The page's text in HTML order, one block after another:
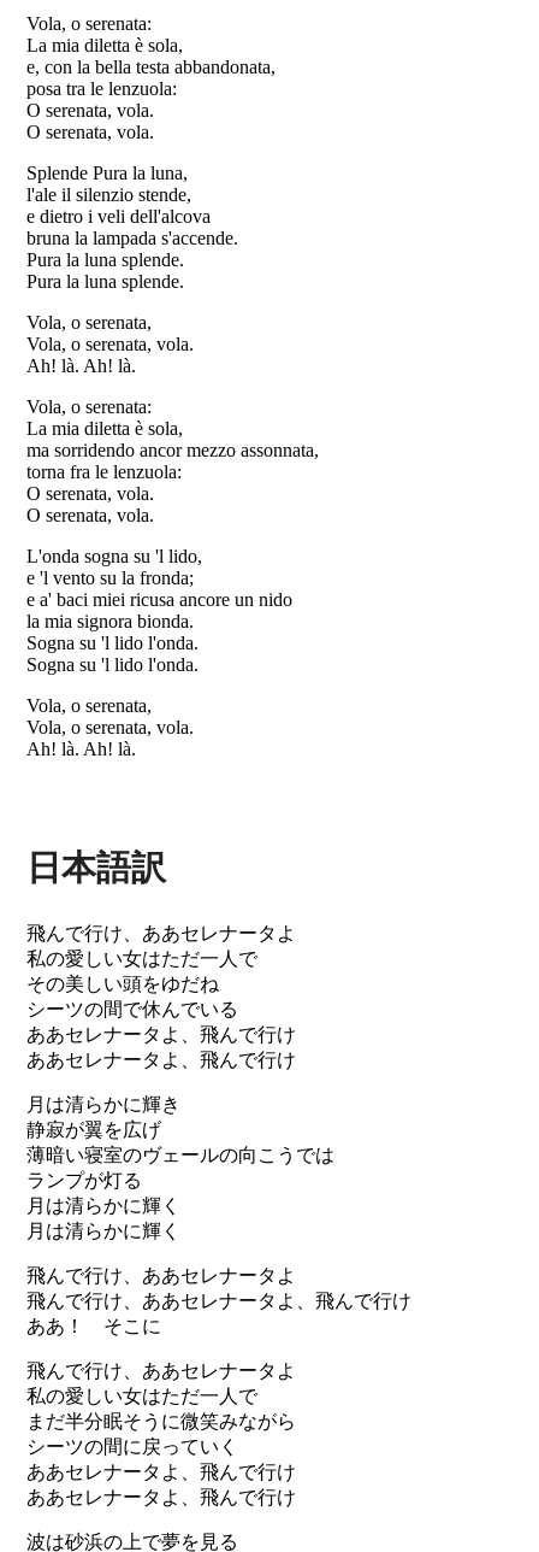
Vola, o serenata:
La mia diletta è sola,
e, con la bella testa abbandonata,
posa tra le lenzuola:
O serenata, vola.
O serenata, vola.
Splende Pura la luna,
l'ale il silenzio stende,
e dietro i veli dell'alcova
bruna la lampada s'accende.
Pura la luna splende.
Pura la luna splende.
Vola, o serenata,
Vola, o serenata, vola.
Ah! là. Ah! là.
Vola, o serenata:
La mia diletta è sola,
ma sorridendo ancor mezzo assonnata,
torna fra le lenzuola:
O serenata, vola.
O serenata, vola.
L'onda sogna su 'l lido,
e 'l vento su la fronda;
e a' baci miei ricusa ancore un nido
la mia signora bionda.
Sogna su 'l lido l'onda.
Sogna su 'l lido l'onda.
Vola, o serenata,
Vola, o serenata, vola.
Ah! là. Ah! là.
日本語訳
飛んで行け、ああセレナータよ
私の愛しい女はただ一人で
その美しい頭をゆだね
シーツの間で休んでいる
ああセレナータよ、飛んで行け
ああセレナータよ、飛んで行け
月は清らかに輝き
静寂が翼を広げ
薄暗い寝室のヴェールの向こうでは
ランプが灯る
月は清らかに輝く
月は清らかに輝く
飛んで行け、ああセレナータよ
飛んで行け、ああセレナータよ、飛んで行け
ああ！ そこに
飛んで行け、ああセレナータよ
私の愛しい女はただ一人で
まだ半分眠そうに微笑みながら
シーツの間に戻っていく
ああセレナータよ、飛んで行け
ああセレナータよ、飛んで行け
波は砂浜の上で夢を見る